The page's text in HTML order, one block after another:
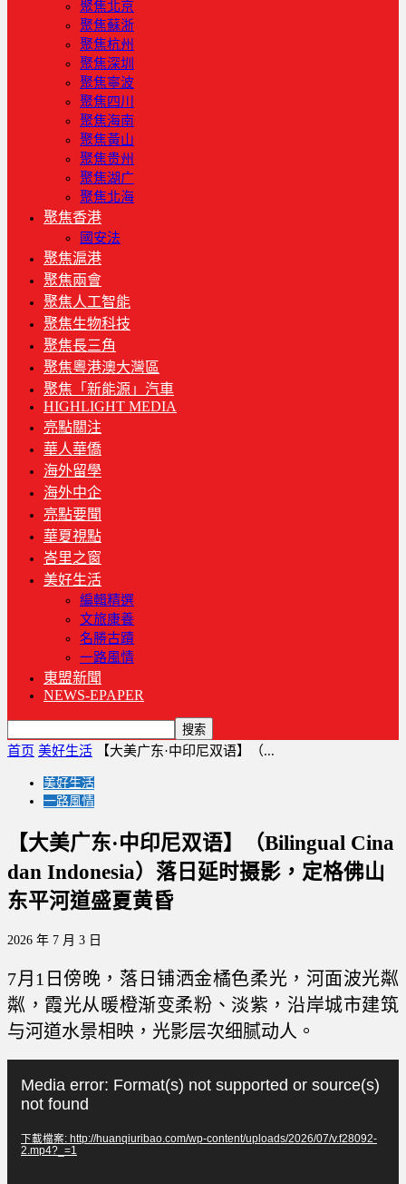
聚焦北京
聚焦蘇浙
聚焦杭州
聚焦深圳
聚焦寧波
聚焦四川
聚焦海南
聚焦黃山
聚焦贵州
聚焦湖广
聚焦北海
聚焦香港
國安法
聚焦滬港
聚焦兩會
聚焦人工智能
聚焦生物科技
聚焦長三角
聚焦粵港澳大灣區
聚焦「新能源」汽車
HIGHLIGHT MEDIA
亮點關注
華人華僑
海外留學
海外中企
亮點要聞
華夏視點
峇里之窗
美好生活
編輯精選
文旅康養
名勝古蹟
一路風情
東盟新聞
NEWS-EPAPER
首页 美好生活 【大美广东·中印尼双语】（...
美好生活
一路風情
【大美广东·中印尼双语】（Bilingual Cina
dan Indonesia）落日延时摄影，定格佛山
东平河道盛夏黄昏
2026 年 7 月 3 日
7月1日傍晚，落日铺洒金橘色柔光，河面波光粼
粼，霞光从暖橙渐变柔粉、淡紫，沿岸城市建筑
与河道水景相映，光影层次细腻动人。
訊
放
Media error: Format(s) not supported or source(s)
not found
下載檔案: http://huanqiuribao.com/wp-content/uploads/2026/07/v.f28092-
2.mp4?_=1